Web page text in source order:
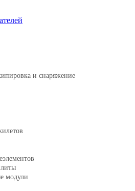
и снаряжение
модули